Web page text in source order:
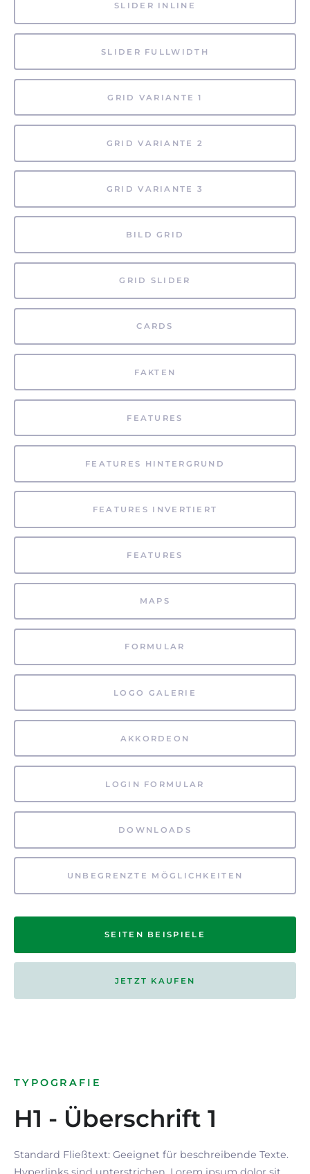
SLIDER INLINE
SLIDER FULLWIDTH
GRID VARIANTE 1
GRID VARIANTE 2
GRID VARIANTE 3
BILD GRID
GRID SLIDER
CARDS
FAKTEN
FEATURES
FEATURES HINTERGRUND
FEATURES INVERTIERT
FEATURES
MAPS
FORMULAR
LOGO GALERIE
AKKORDEON
LOGIN FORMULAR
DOWNLOADS
UNBEGRENZTE MÖGLICHKEITEN
SEITEN BEISPIELE
JETZT KAUFEN
TYPOGRAFIE
H1 - Überschrift 1
Standard Fließtext: Geeignet für beschreibende Texte.